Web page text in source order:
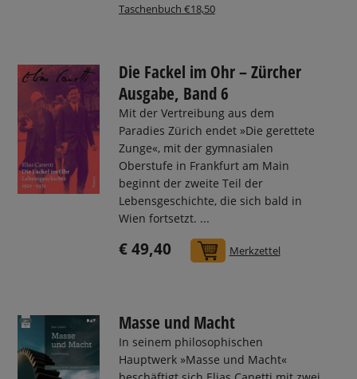
Taschenbuch €18,50
Die Fackel im Ohr – Zürcher
Ausgabe, Band 6
Mit der Vertreibung aus dem
Paradies Zürich endet »Die gerettete
Zunge«, mit der gymnasialen
Oberstufe in Frankfurt am Main
beginnt der zweite Teil der
Lebensgeschichte, die sich bald in
Wien fortsetzt. ...
€ 49,40 In den Warenkorb
Merkzettel
Masse und Macht
In seinem philosophischen
Hauptwerk »Masse und Macht«